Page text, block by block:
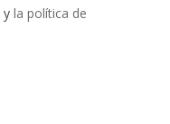
y la política de